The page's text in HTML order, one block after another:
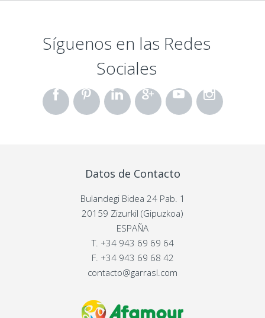
Síguenos en las Redes
Sociales
Datos de Contacto
Bulandegi Bidea 24 Pab. 1
20159 Zizurkil (Gipuzkoa)
ESPAÑA
T. +34 943 69 69 64
F. +34 943 69 68 42
contacto@garrasl.com